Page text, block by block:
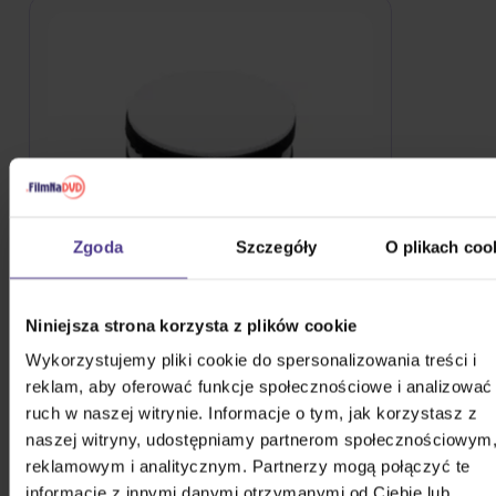
Zgoda Szczegóły O plikach
Niniejsza strona korzysta z plików cookie
Wykorzystujemy pliki cookie do spersonalizowania treści i
reklam, aby oferować funkcje społecznościowe i analizować
ruch w naszej witrynie. Informacje o tym, jak korzystasz z
naszej witryny, udostępniamy partnerom społecznościowym,
reklamowym i analitycznym. Partnerzy mogą połączyć te
dampening vibration pads
Na magazynie 46,90 zł
DO KOSZYKA